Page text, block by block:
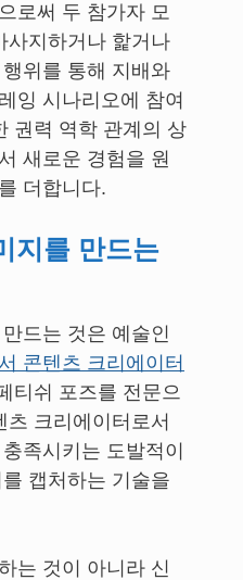
로써 두 참가자 모
사지하거나 핥거나
위를 통해 지배와
잉 시나리오에 참여
권력 역학 관계의 상
새로운 경험을 원
더합니다.
지를 만드는
드는 것은 예술인
콘텐츠 크리에이터
티쉬 포즈를 전문으
크리에이터로서
족시키는 도발적이
캡처하는 기술을
는 것이 아니라 신